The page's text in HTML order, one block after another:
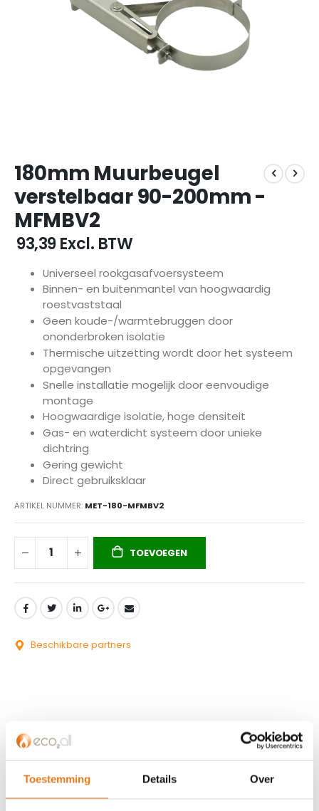
Toestemming Details Over
naar
het
begin
van
de
afbeeldingen-
180mm Muurbeugel
verstelbaar 90-200mm -
MFMBV2
€ 93,39Excl. BTW
Universeel rookgasafvoersysteem
Binnen- en buitenmantel van hoogwaardig
roestvaststaal
Geen koude-/warmtebruggen door
ononderbroken isolatie
Thermische uitzetting wordt door het systeem
opgevangen
Snelle installatie mogelijk door eenvoudige
montage
Hoogwaardige isolatie, hoge densiteit
Gas- en waterdicht systeem door unieke
dichtring
Gering gewicht
Direct gebruiksklaar
ARTIKEL NUMMER MET-180-MFMBV2
TOEVOEGEN
Beschikbare partners
KLANTENSERVICE
Partner worden?